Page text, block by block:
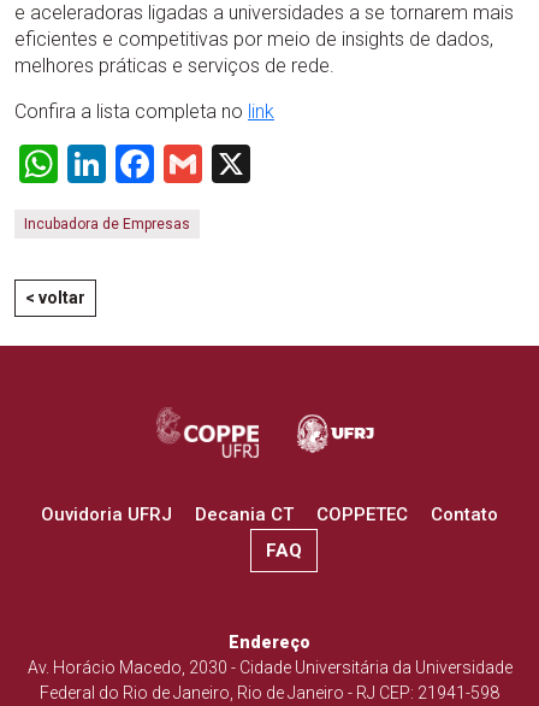
e aceleradoras ligadas a universidades a se tornarem mais
eficientes e competitivas por meio de insights de dados,
melhores práticas e serviços de rede.
Confira a lista completa no link
WhatsApp
LinkedIn
Facebook
Gmail
Incubadora de Empresas
< voltar
Ouvidoria UFRJ Decania CT COPPETEC
Contato
FAQ
Endereço
Av. Horácio Macedo, 2030 - Cidade Universitária da Universidade
Federal do Rio de Janeiro, Rio de Janeiro - RJ CEP: 21941-598